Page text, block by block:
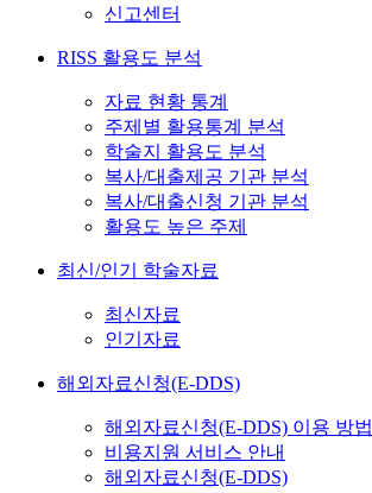
신고센터
RISS 활용도 분석
자료 현황 통계
주제별 활용통계 분석
학술지 활용도 분석
복사/대출제공 기관 분석
복사/대출신청 기관 분석
활용도 높은 주제
최신/인기 학술자료
최신자료
인기자료
해외자료신청(E-DDS)
해외자료신청(E-DDS) 이용 방법
비용지원 서비스 안내
해외자료신청(E-DDS)